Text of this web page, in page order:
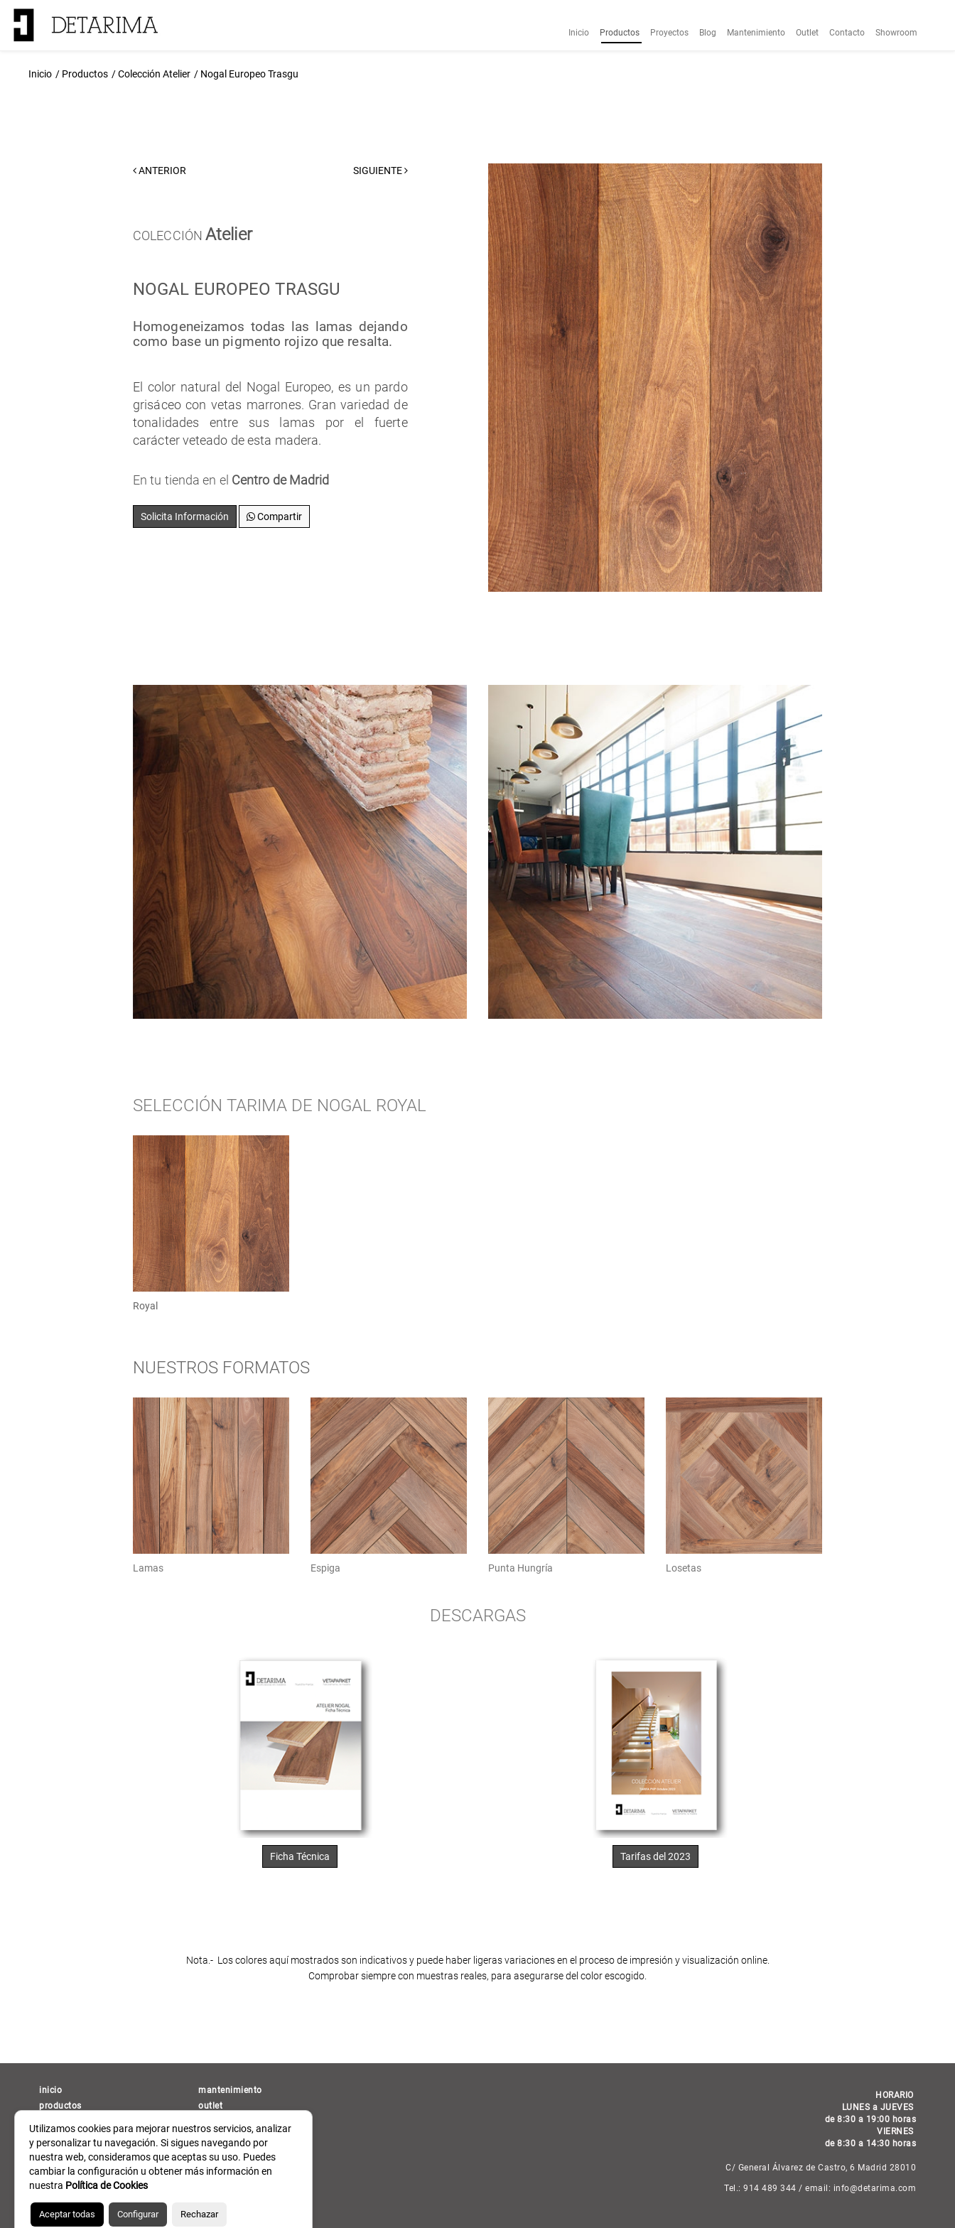
Utilizamos cookies para mejorar nuestros servicios, analizar
y personalizar tu navegación. Si sigues navegando por
nuestra web, consideramos que aceptas su uso. Puedes
cambiar la configuración u obtener más información en
nuestra Política de Cookies
Aceptar todas Configurar Rechazar
Inicio Productos Proyectos Blog Mantenimiento Outlet Contacto Showroom
Inicio Productos Colección Atelier Nogal Europeo Trasgu
ANTERIOR SIGUIENTE
COLECCIÓN Atelier
NOGAL EUROPEO TRASGU
Homogeneizamos todas las lamas dejando
como base un pigmento rojizo que resalta.
El color natural del Nogal Europeo, es un pardo
grisáceo con vetas marrones. Gran variedad de
tonalidades entre sus lamas por el fuerte
carácter veteado de esta madera.
En tu tienda en el Centro de Madrid
Solicita Información Compartir
SELECCIÓN TARIMA DE NOGAL ROYAL
Royal
NUESTROS FORMATOS
Lamas Espiga Punta Hungría Losetas
DESCARGAS
Ficha Técnica Tarifas del 2023
Nota.- Los colores aquí mostrados son indicativos y puede haber ligeras variaciones en el proceso de impresión y visualización online.
Comprobar siempre con muestras reales, para asegurarse del color escogido.
inicio(current)
productos
mantenimiento
outlet
HORARIO
LUNES a JUEVES
de 8:30 a 19:00 horas
VIERNES
de 8:30 a 14:30 horas
C/ General Álvarez de Castro, 6 Madrid 28010
Tel.: 914 489 344 / email: info@detarima.com